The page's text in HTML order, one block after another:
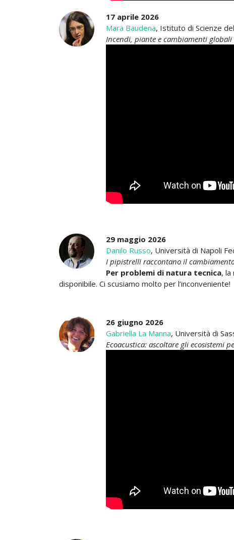
17 aprile 2026
Mara Baudena, Istituto di Scienze
Incendi, piante e cambiamenti globali
29 maggio 2026
Danilo Russo, Università di Napoli
I pipistrelli raccontano il
Per problemi di natura tecnica, la
disponibile. Ci scusiamo molto per l’inconveniente!
26 giugno 2026
Gabriella La Manna, Università di
Ecoacustica: ascoltare gli ecosistemi